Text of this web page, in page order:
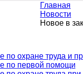
Главная
Новости
Новое в
по охране труда и
по первой помощи